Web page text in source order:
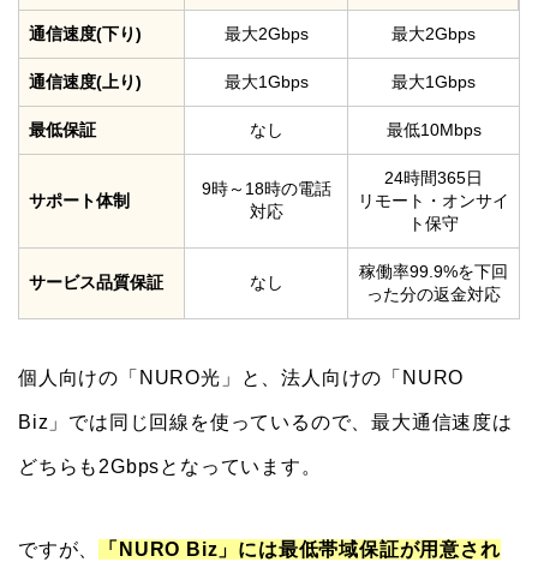
通信速度(下り) 最大2Gbps 最大2Gbps
通信速度(上り) 最大1Gbps 最大1Gbps
最低保証 なし 最低10Mbps
サポート体制
9時～18時の電話
対応
24時間365日
リモート・オンサイ
ト保守
サービス品質保証 なし
稼働率99.9%を下回
った分の返金対応
個人向けの「NURO光」と、法人向けの「NURO
Biz」では同じ回線を使っているので、最大通信速度は
どちらも2Gbpsとなっています。
ですが、 「NURO Biz」には最低帯域保証が用意され